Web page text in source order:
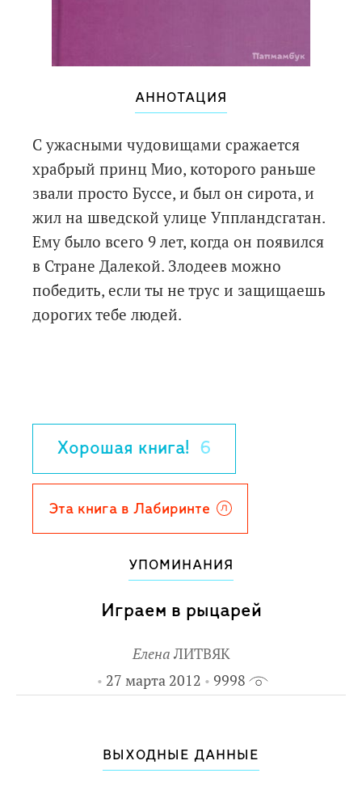
АННОТАЦИЯ
С ужасными чудовищами сражается
храбрый принц Мио, которого раньше
звали просто Буссе, и был он сирота, и
жил на шведской улице Уппландсгатан.
Ему было всего 9 лет, когда он появился
в Стране Далекой. Злодеев можно
победить, если ты не трус и защищаешь
дорогих тебе людей.
Хорошая книга! 6
Эта книга в Лабиринте
УПОМИНАНИЯ
Играем в рыцарей
Елена ЛИТВЯК
27 марта 2012
9998
ВЫХОДНЫЕ ДАННЫЕ